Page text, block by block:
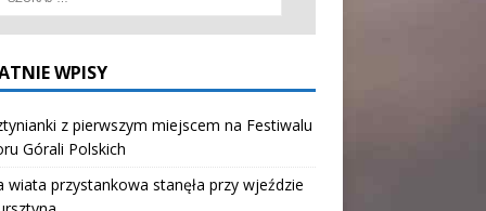
WPISY
z pierwszym miejscem na Festiwalu
Górali Polskich
wiata przystankowa stanęła przy wjeździe